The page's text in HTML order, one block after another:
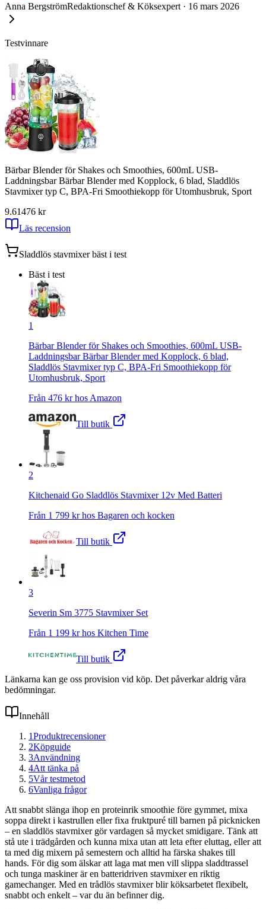
Anna BergströmRedaktionschef & Köksexpert · 16 mars 2026
Testvinnare
Bärbar Blender för Shakes och Smoothies, 600mL USB-
Laddningsbar Bärbar Blender med Kopplock, 6 blad, Sladdlös
Stavmixer typ C, BPA-Fri Smoothiekopp för Utomhusbruk, Sport
9.61476 kr
Läs recension
Sladdlös stavmixerbäst i test
Bäst i test
1
Bärbar Blender för Shakes och Smoothies, 600mL USB-
Laddningsbar Bärbar Blender med Kopplock, 6 blad,
Sladdlös Stavmixer typ C, BPA-Fri Smoothiekopp för
Utomhusbruk, Sport
Från 476 kr hos Amazon
Till butik
2
Kitchenaid Go Sladdlös Stavmixer 12v Med Batteri
Från 1 799 kr hos Bagaren och kocken
Till butik
3
Severin Sm 3775 Stavmixer Set
Från 1 199 kr hos Kitchen Time
Till butik
Länkarna kan ge oss provision vid köp. Det påverkar aldrig våra
bedömningar.
Innehåll
1Produktrecensioner
2Köpguide
3Användning
4Att tänka på
5Vår testmetod
6Vanliga frågor
Att snabbt slänga ihop en proteinrik smoothie före gymmet, mixa
soppa direkt i kastrullen eller fixa fruktpuré till barnen på picknicken
– en sladdlös stavmixer gör vardagen så mycket smidigare. Tänk att
stå ute i trädgården och kunna mixa utan att leta efter eluttag, eller att
ta med dig mixern på semestern och alltid ha färska shakes till
hands. För dig som älskar att laga mat men vill slippa sladdtrassel
och tunga maskiner är en batteridriven stavmixer en riktig
gamechanger. Med en trådlös stavmixer blir köksarbetet flexibelt,
snabbt och enkelt – var du än befinner dig.